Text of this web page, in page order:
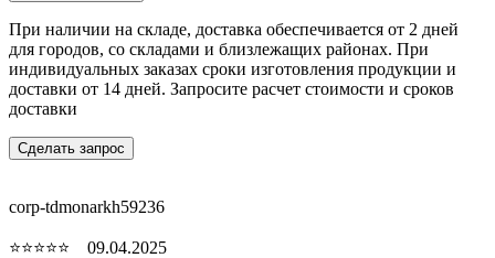
При наличии на складе, доставка обеспечивается от 2 дней
для городов, со складами и близлежащих районах. При
индивидуальных заказах сроки изготовления продукции и
доставки от 14 дней. Запросите расчет стоимости и сроков
доставки
Сделать запрос
corp-tdmonarkh59236
⭐⭐⭐⭐⭐ 09.04.2025